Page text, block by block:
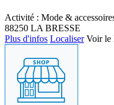
Activité : Mode &
88250 LA BRESSE
Plus d'infos Localiser Voir le